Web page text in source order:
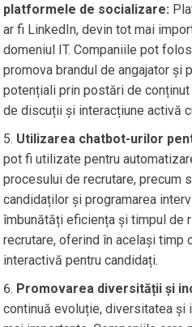
platformele de socializare:
ar fi LinkedIn, devin tot mai
domeniul IT. Companiile pot
promova brandul de angajator și
potențiali prin postări de
de discuții și interacțiune activă
Utilizarea chatbot-urilor
pot fi utilizate pentru
procesului de recrutare, precum
candidaților și programarea
îmbunătăți eficiența și timpul de
recrutare, oferind în același timp
interactivă pentru candidați.
Promovarea diversității și
continuă evoluție, diversitatea și